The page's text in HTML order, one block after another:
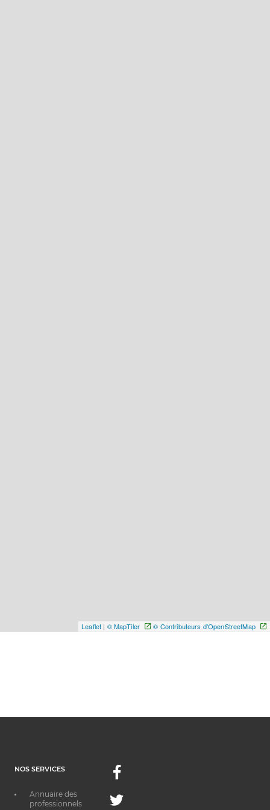
Leaflet | © MapTiler © Contributeurs d'OpenStreetMap
NOS SERVICES
Annuaire des
professionnels
Facebook
Twitter